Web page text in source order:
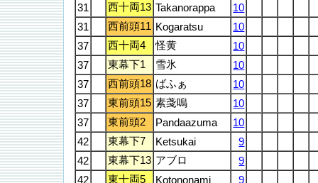
31
西十両13 Takanorappa
10
31
西前頭11 Kogaratsu
10
37
西十両4 怪黄
10
37
東幕下1 雪氷
10
37
西前頭18 ばふぁ
10
37
東前頭15 素戔嗚
10
37
東前頭2 Pandaazuma
10
42
東幕下7 Ketsukai
9
42
東幕下13 アブロ
9
42
東十両5 Kotononami
9